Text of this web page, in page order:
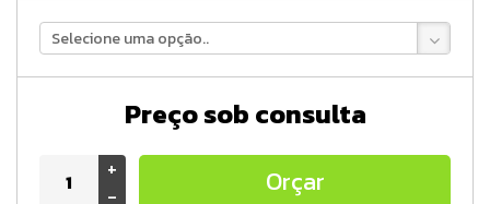
Selecione uma opção..
Preço sob consulta
+
-
Orçar